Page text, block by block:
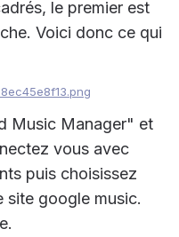
le premier est
Voici donc ce qui
Music Manager" et
vous avec
puis choisissez
site google music.